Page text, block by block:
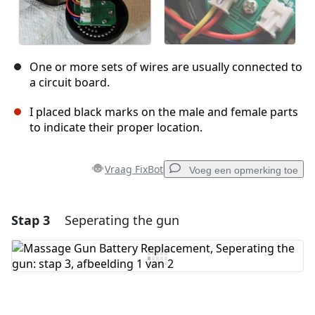
One or more sets of wires are usually connected to
a circuit board.
I placed black marks on the male and female parts
to indicate their proper location.
Vraag FixBot Voeg een opmerking toe
Voeg een opmerking toe
Voeg opmerking toe
Stap 3 Seperating the gun